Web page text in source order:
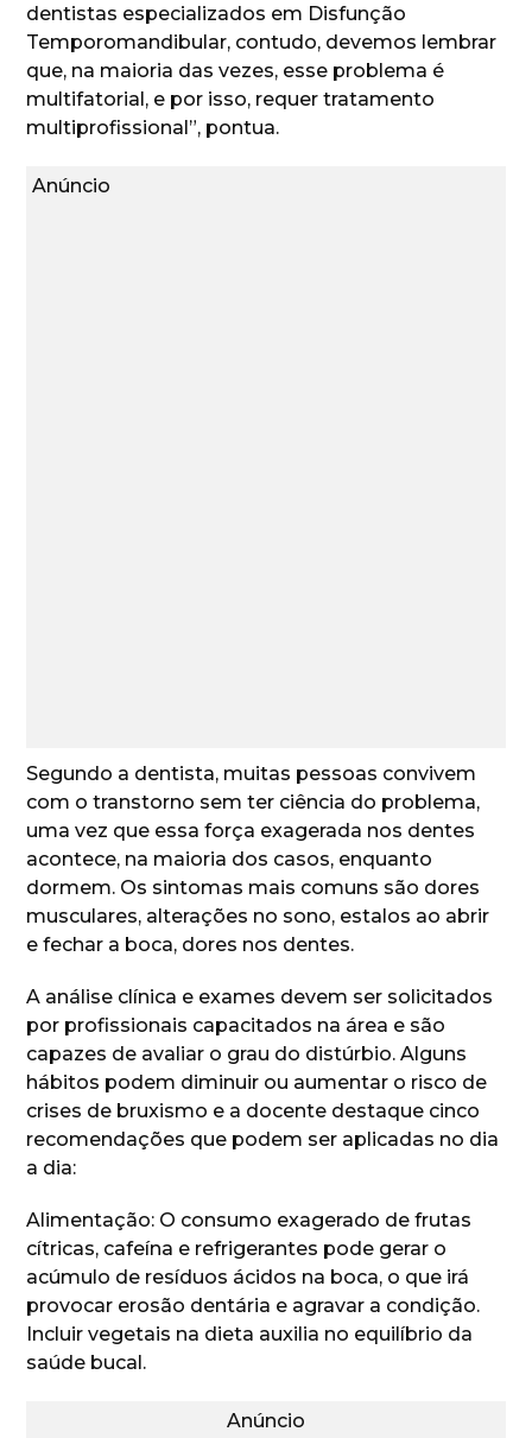
dentistas especializados em Disfunção
Temporomandibular, contudo, devemos lembrar
que, na maioria das vezes, esse problema é
multifatorial, e por isso, requer tratamento
multiprofissional”, pontua.
Anúncio
Segundo a dentista, muitas pessoas convivem
com o transtorno sem ter ciência do problema,
uma vez que essa força exagerada nos dentes
acontece, na maioria dos casos, enquanto
dormem. Os sintomas mais comuns são dores
musculares, alterações no sono, estalos ao abrir
e fechar a boca, dores nos dentes.
A análise clínica e exames devem ser solicitados
por profissionais capacitados na área e são
capazes de avaliar o grau do distúrbio. Alguns
hábitos podem diminuir ou aumentar o risco de
crises de bruxismo e a docente destaque cinco
recomendações que podem ser aplicadas no dia
a dia:
Alimentação: O consumo exagerado de frutas
cítricas, cafeína e refrigerantes pode gerar o
acúmulo de resíduos ácidos na boca, o que irá
provocar erosão dentária e agravar a condição.
Incluir vegetais na dieta auxilia no equilíbrio da
saúde bucal.
Anúncio